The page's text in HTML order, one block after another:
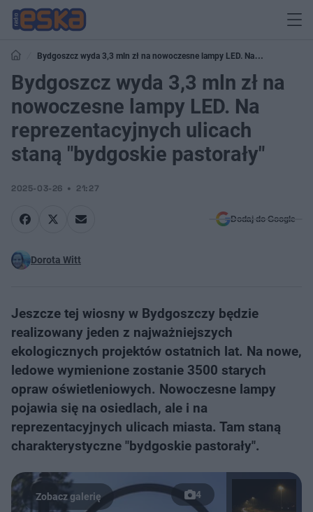
Bydgoszcz wyda 3,3 mln zł na nowoczesne lampy LED. Na
reprezentacyjnych ulicach staną "bydgoskie pastorały"
Bydgoszcz wyda 3,3 mln zł na
nowoczesne lampy LED. Na
reprezentacyjnych ulicach
staną "bydgoskie pastorały"
2025-03-26 21:27
Dodaj do Google
Dorota Witt
Jeszcze tej wiosny w Bydgoszczy będzie
realizowany jeden z najważniejszych
ekologicznych projektów ostatnich lat. Na nowe,
ledowe wymienione zostanie 3500 starych
opraw oświetleniowych. Nowoczesne lampy
pojawia się na osiedlach, ale i na
reprezentacyjnych ulicach miasta. Tam staną
charakterystyczne "bydgoskie pastorały".
4